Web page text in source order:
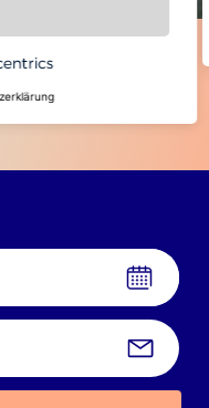
perfektes